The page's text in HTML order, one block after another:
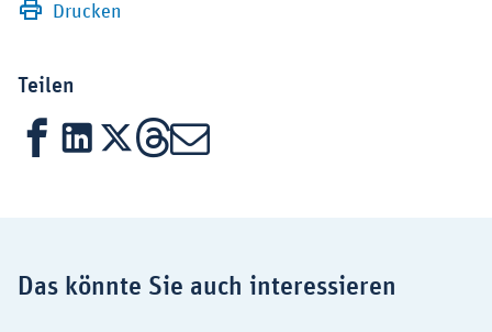
Drucken
Teilen
FacebookLinkedIn
X Threads
Mail
Das könnte Sie auch interessieren